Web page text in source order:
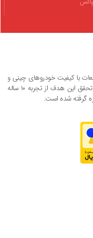
با کیفیت خودروهای چینی و
ایرانی و قیمت رقابتی ایجاد شده است که برای تحقق این هدف از تجربه ۱۰ ساله
گرفته شده است.